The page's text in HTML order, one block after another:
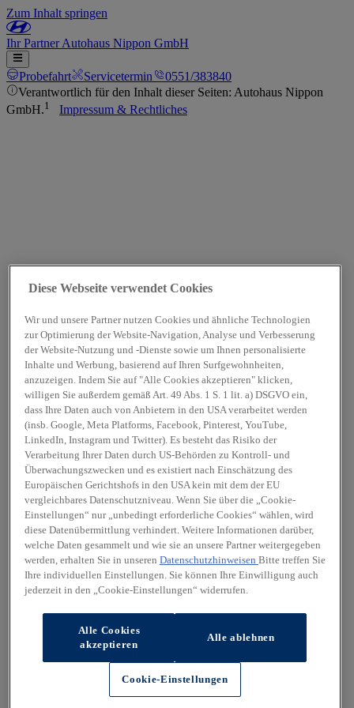
Zum Inhalt springen
IhrPartnerAutohaus Nippon GmbH
Probefahrt Servicetermin
0551/383840
Verantwortlich für den Inhalt dieser Seiten: Autohaus Nippon
GmbH.1 Impressum & Rechtliches
Diese Webseite verwendet Cookies
Wir und unsere Partner nutzen Cookies und ähnliche Technologien
zur Optimierung der Website-Navigation, Analyse und Verbesserung
der Website-Nutzung und -Dienste sowie um Ihnen personalisierte
Inhalte und Werbung, basierend auf Ihren Surfgewohnheiten,
anzuzeigen. Indem Sie auf "Alle Cookies akzeptieren" klicken,
willigen Sie außerdem gemäß Art. 49 Abs. 1 S. 1 lit. a) DSGVO ein,
dass Ihre Daten auch von Anbietern in den USA verarbeitet werden
(insb. Google, Meta Platforms, Facebook, Pinterest, YouTube,
LinkedIn, Instagram und Twitter). Es besteht das Risiko der
Verarbeitung Ihrer Daten durch US-Behörden zu Kontroll- und
Überwachungszwecken und es existiert nach Einschätzung des
Europäischen Gerichtshofs in den USA kein mit dem der EU
vergleichbares Datenschutzniveau. Wenn Sie über die „Cookie-
Einstellungen“ nur „unbedingt erforderliche Cookies“ wählen, wird
diese Datenübermittlung verhindert. Weitere Informationen darüber,
welche Daten gesammelt und wie sie an unsere Partner weitergegeben
werden, erhalten Sie in unseren Datenschutzhinweisen Bitte treffen Sie
Ihre individuellen Einstellungen. Sie können Ihre Einwilligung auch
jederzeit in den „Cookie-Einstellungen“ widerrufen.
Alle Cookies
akzeptieren
Alle ablehnen
Cookie-Einstellungen